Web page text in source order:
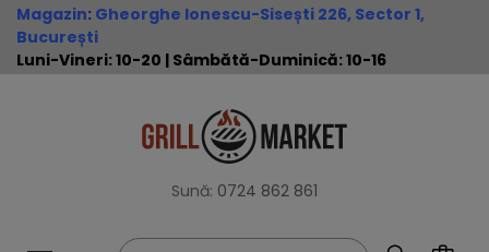
Magazin: Gheorghe Ionescu-Sisești 226, Sector 1,
București
Luni-Vineri: 10-20 | Sâmbătă-Duminică: 10-16
Sună: 0724 862 861